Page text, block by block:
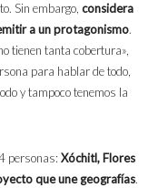
Sin embargo, considera
a un protagonismo.
tienen tanta cobertura»,
para hablar de todo,
y tampoco tenemos la
personas: Xóchitl, Flores
que une geografías.